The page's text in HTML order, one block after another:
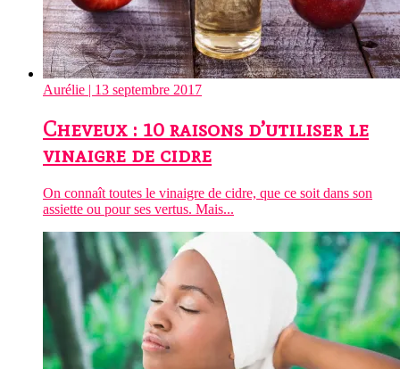
Aurélie | 13 septembre 2017
Cheveux : 10 raisons d’utiliser le
vinaigre de cidre
On connaît toutes le vinaigre de cidre, que ce soit dans son
assiette ou pour ses vertus. Mais...